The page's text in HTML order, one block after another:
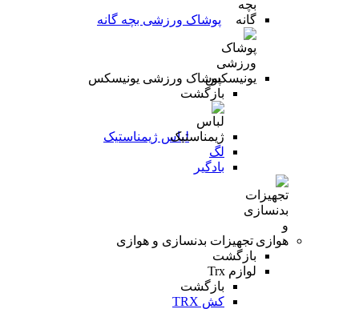
پوشاک ورزشی بچه گانه
پوشاک ورزشی یونیسکس
بازگشت
لباس ژیمناستیک
لگ
بادگیر
تجهیزات بدنسازی و هوازی
بازگشت
لوازم Trx
بازگشت
کش TRX